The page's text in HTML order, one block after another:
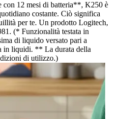
con 12 mesi di batteria**, K250 è
costante. Ciò significa
per te. Un prodotto Logitech,
(* Funzionalità testata in
di liquido versato pari a
in liquidi. ** La durata della
di utilizzo.)